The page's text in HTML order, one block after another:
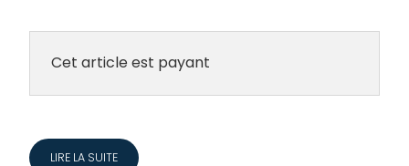
Cet article est payant
LIRE LA SUITE